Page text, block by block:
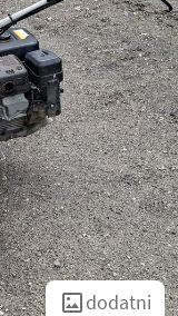
dodatni